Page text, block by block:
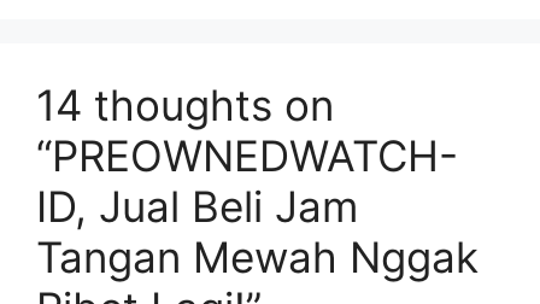
14 thoughts on
“PREOWNEDWATCH-
ID, Jual Beli Jam
Tangan Mewah Nggak